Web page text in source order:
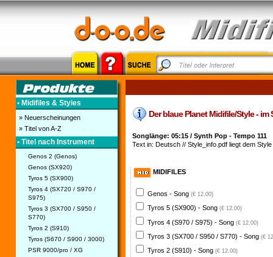
• Midifiles & Styles
» Neuerscheinungen
» Titel von A-Z
• Titel nach Instrument
Genos 2 (Genos)
Genos (SX920)
Tyros 5 (SX900)
Tyros 4 (SX720 / S970 /
S975)
Tyros 3 (SX700 / S950 /
S770)
Tyros 2 (S910)
Tyros (S670 / S900 / 3000)
PSR 9000/pro / XG
Der blaue Planet Midifile/Style - im
Songlänge: 05:15 / Synth Pop - Tempo 111
Text in: Deutsch // Style_info.pdf liegt dem Style
MIDIFILES
Genos - Song (€ 12,00)
Tyros 5 (SX900) - Song (€ 12,00)
Tyros 4 (S970 / S975) - Song (€ 12,00)
Tyros 3 (SX700 / S950 / S770) - Song (€
Tyros 2 (S910) - Song (€ 12,00)